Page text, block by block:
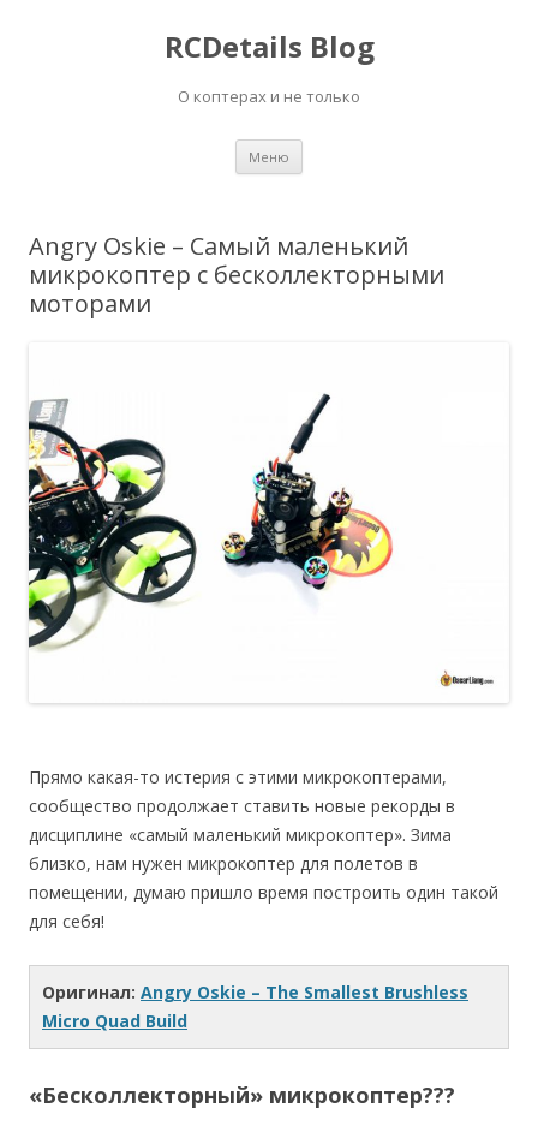
RCDetails Blog
О коптерах и не только
Меню
Angry Oskie – Самый маленький
микрокоптер с бесколлекторными
моторами
Прямо какая-то истерия с этими микрокоптерами,
сообщество продолжает ставить новые рекорды в
дисциплине «самый маленький микрокоптер». Зима
близко, нам нужен микрокоптер для полетов в
помещении, думаю пришло время построить один такой
для себя!
Оригинал: Angry Oskie – The Smallest Brushless
Micro Quad Build
«Бесколлекторный» микрокоптер???